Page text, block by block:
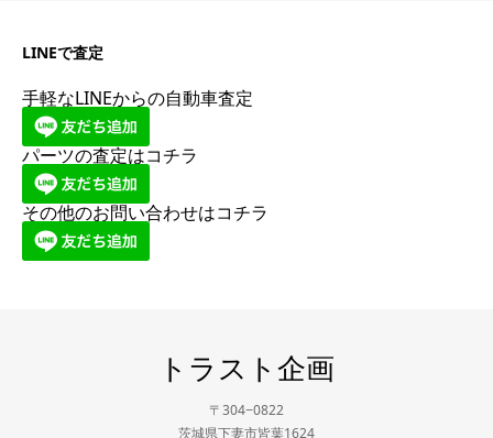
LINEで査定
手軽なLINEからの自動車査定
パーツの査定はコチラ
その他のお問い合わせはコチラ
トラスト企画
〒304−0822
茨城県下妻市皆葉1624